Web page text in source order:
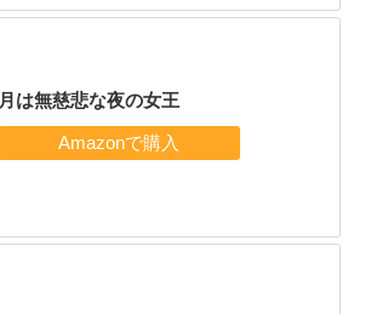
月は無慈悲な夜の女王